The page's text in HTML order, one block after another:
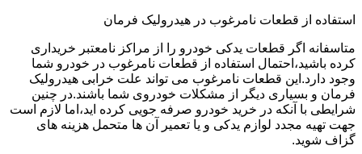
استفاده از قطعات نامرغوب در هیدرولیک فرمان
متاسفانه اگر قطعات یدکی خودرو را از مراکز نامعتبر خریداری
کرده باشید،احتمال استفاده از قطعات نامرغوب در خودرو شما
وجود دارد.این قطعات نامرغوب می تواند علت خرابی هیدرولیک
فرمان و بسیاری دیگر از مشکلات خودروی شما باشند.در چنین
شرایطی با آنکه در خرید خودرو صرفه جویی کرده اید،اما لازم است
جهت تهیه مجدد لوازم یدکی و یا تعمیر آن ها متحمل هزینه های
گزاف شوید.